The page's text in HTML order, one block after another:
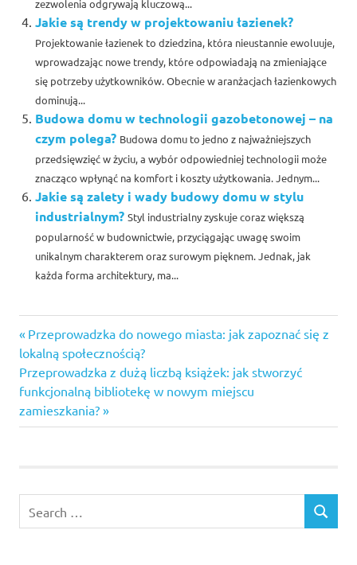
zezwolenia odgrywają kluczową...
Jakie są trendy w projektowaniu łazienek?
Projektowanie łazienek to dziedzina, która nieustannie ewoluuje,
wprowadzając nowe trendy, które odpowiadają na zmieniające
się potrzeby użytkowników. Obecnie w aranżacjach łazienkowych
dominują...
Budowa domu w technologii gazobetonowej – na
czym polega? Budowa domu to jedno z najważniejszych
przedsięwzięć w życiu, a wybór odpowiedniej technologii może
znacząco wpłynąć na komfort i koszty użytkowania. Jednym...
Jakie są zalety i wady budowy domu w stylu
industrialnym? Styl industrialny zyskuje coraz większą
popularność w budownictwie, przyciągając uwagę swoim
unikalnym charakterem oraz surowym pięknem. Jednak, jak
każda forma architektury, ma...
Nawigacja
wpisu
Previous
Post:
Przeprowadzka do nowego miasta: jak zapoznać się z
lokalną społecznością?
Next
Post:
Przeprowadzka z dużą liczbą książek: jak stworzyć
funkcjonalną bibliotekę w nowym miejscu
zamieszkania?
for:
SEARCH